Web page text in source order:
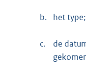
b. het type;
c.
de